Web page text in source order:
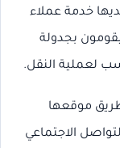
ساعة، أيضا لديها خدمة عملاء
بجدولة
لعملية النقل.
موقعها
الاجتماعي